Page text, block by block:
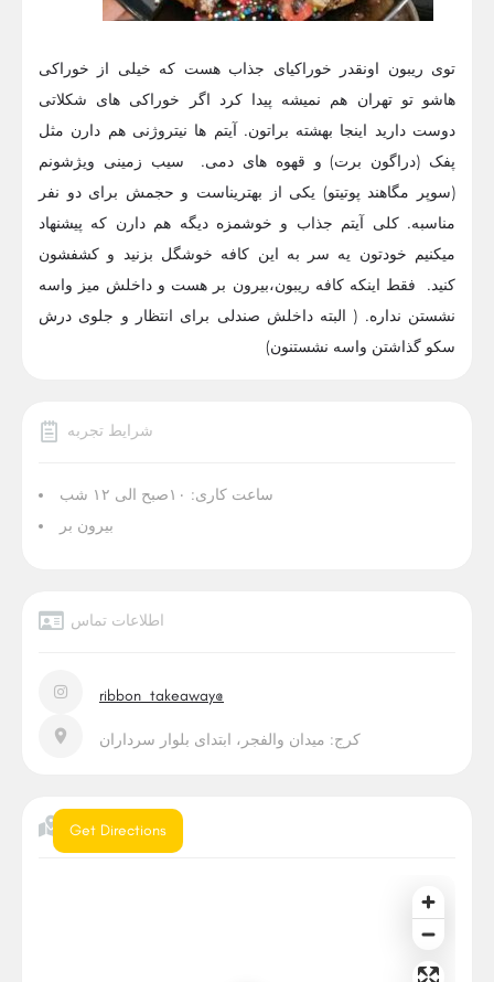
توی ریبون اونقدر خوراکیای جذاب هست که خیلی از خوراکی
هاشو تو تهران هم نمیشه پیدا کرد اگر خوراکی های شکلاتی
دوست دارید اینجا بهشته براتون. آیتم ها نیتروژنی هم دارن مثل
پفک (دراگون برت) و قهوه های دمی. سیب زمینی ویژشونم
(سوپر مگاهند پوتیتو) یکی از بهتریناست و حجمش برای دو نفر
مناسبه. کلی آیتم جذاب و خوشمزه دیگه هم دارن که پیشنهاد
میکنیم خودتون یه سر به این کافه خوشگل بزنید و کشفشون
کنید. فقط اینکه کافه ریبون،بیرون بر هست و داخلش میز واسه
نشستن نداره. ( البته داخلش صندلی برای انتظار و جلوی درش
سکو گذاشتن واسه نشستنون)
شرایط تجربه
ساعت کاری: ۱۰صبح الی ۱۲ شب
بیرون بر
اطلاعات تماس
ribbon_takeaway@
کرج: میدان والفجر، ابتدای بلوار سرداران
موقعیت
Get Directions